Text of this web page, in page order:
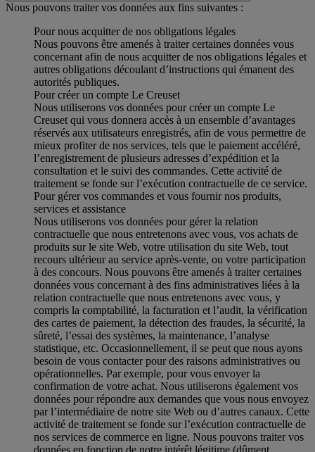
Nous pouvons traiter vos données aux fins suivantes :
Pour nous acquitter de nos obligations légales
Nous pouvons être amenés à traiter certaines données vous
concernant afin de nous acquitter de nos obligations légales et
autres obligations découlant d’instructions qui émanent des
autorités publiques.
Pour créer un compte Le Creuset
Nous utiliserons vos données pour créer un compte Le
Creuset qui vous donnera accès à un ensemble d’avantages
réservés aux utilisateurs enregistrés, afin de vous permettre de
mieux profiter de nos services, tels que le paiement accéléré,
l’enregistrement de plusieurs adresses d’expédition et la
consultation et le suivi des commandes. Cette activité de
traitement se fonde sur l’exécution contractuelle de ce service.
Pour gérer vos commandes et vous fournir nos produits,
services et assistance
Nous utiliserons vos données pour gérer la relation
contractuelle que nous entretenons avec vous, vos achats de
produits sur le site Web, votre utilisation du site Web, tout
recours ultérieur au service après-vente, ou votre participation
à des concours. Nous pouvons être amenés à traiter certaines
données vous concernant à des fins administratives liées à la
relation contractuelle que nous entretenons avec vous, y
compris la comptabilité, la facturation et l’audit, la vérification
des cartes de paiement, la détection des fraudes, la sécurité, la
sûreté, l’essai des systèmes, la maintenance, l’analyse
statistique, etc. Occasionnellement, il se peut que nous ayons
besoin de vous contacter pour des raisons administratives ou
opérationnelles. Par exemple, pour vous envoyer la
confirmation de votre achat. Nous utiliserons également vos
données pour répondre aux demandes que vous nous envoyez
par l’intermédiaire de notre site Web ou d’autres canaux. Cette
activité de traitement se fonde sur l’exécution contractuelle de
nos services de commerce en ligne. Nous pouvons traiter vos
données en fonction de notre intérêt légitime (dûment